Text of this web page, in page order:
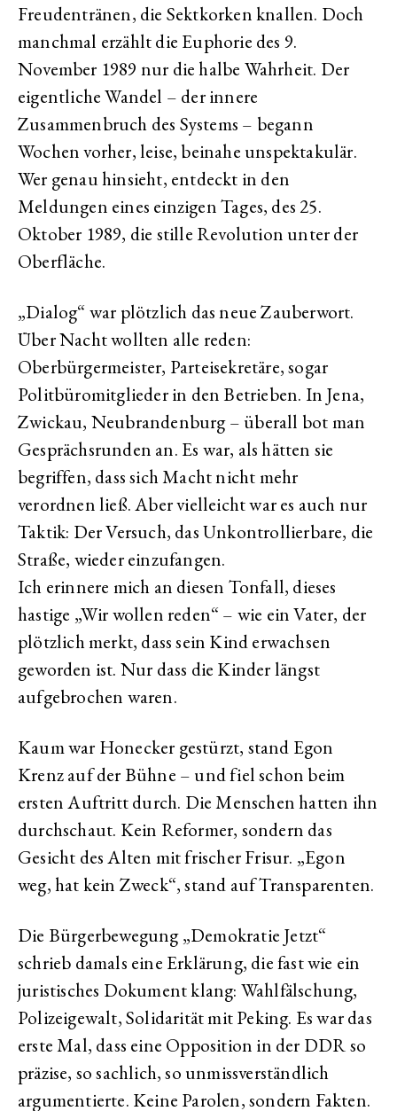
Freudentränen, die Sektkorken knallen. Doch
manchmal erzählt die Euphorie des 9.
November 1989 nur die halbe Wahrheit. Der
eigentliche Wandel – der innere
Zusammenbruch des Systems – begann
Wochen vorher, leise, beinahe unspektakulär.
Wer genau hinsieht, entdeckt in den
Meldungen eines einzigen Tages, des 25.
Oktober 1989, die stille Revolution unter der
Oberfläche.
„Dialog“ war plötzlich das neue Zauberwort.
Über Nacht wollten alle reden:
Oberbürgermeister, Parteisekretäre, sogar
Politbüromitglieder in den Betrieben. In Jena,
Zwickau, Neubrandenburg – überall bot man
Gesprächsrunden an. Es war, als hätten sie
begriffen, dass sich Macht nicht mehr
verordnen ließ. Aber vielleicht war es auch nur
Taktik: Der Versuch, das Unkontrollierbare, die
Straße, wieder einzufangen.
Ich erinnere mich an diesen Tonfall, dieses
hastige „Wir wollen reden“ – wie ein Vater, der
plötzlich merkt, dass sein Kind erwachsen
geworden ist. Nur dass die Kinder längst
aufgebrochen waren.
Kaum war Honecker gestürzt, stand Egon
Krenz auf der Bühne – und fiel schon beim
ersten Auftritt durch. Die Menschen hatten ihn
durchschaut. Kein Reformer, sondern das
Gesicht des Alten mit frischer Frisur. „Egon
weg, hat kein Zweck“, stand auf Transparenten.
Die Bürgerbewegung „Demokratie Jetzt“
schrieb damals eine Erklärung, die fast wie ein
juristisches Dokument klang: Wahlfälschung,
Polizeigewalt, Solidarität mit Peking. Es war das
erste Mal, dass eine Opposition in der DDR so
präzise, so sachlich, so unmissverständlich
argumentierte. Keine Parolen, sondern Fakten.